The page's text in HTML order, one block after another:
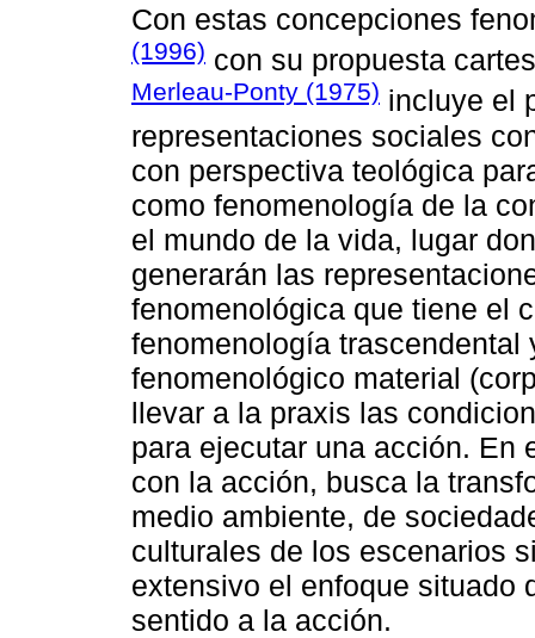
Con estas concepciones
(1996) con su propuesta
Merleau-Ponty (1975) incluye el
representaciones sociales
con perspectiva teológica
como fenomenología de la
el mundo de la vida, lugar
generarán las
fenomenológica que tiene el
fenomenología
fenomenológico material
llevar a la praxis las
para ejecutar una acción. En
con la acción, busca la
medio ambiente, de
culturales de los escenarios
extensivo el enfoque situado
sentido a la acción.